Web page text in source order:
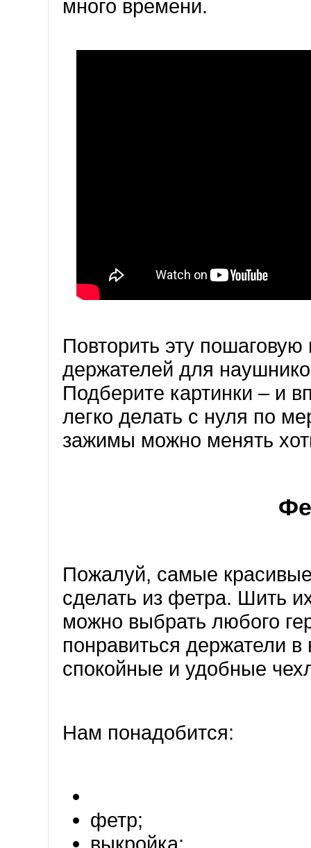
много времени.
Повторить эту
держателей для
Подберите картинки – и
легко делать с нуля по
зажимы можно менять
Пожалуй, самые
сделать из фетра. Шить
можно выбрать любого
понравиться держатели
спокойные и удобные
Нам понадобится:
фетр;